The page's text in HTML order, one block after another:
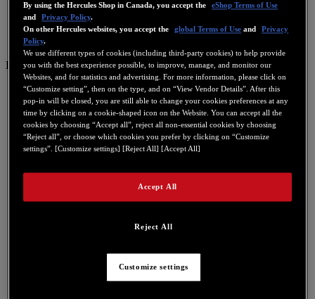
PT
US
FR
ES
GB
DE
By using the Hercules Shop in Canada, you accept the eShop Terms of Use
and Privacy Policy.
On other Hercules websites, you accept the
global Terms of Use and
Privacy
Policy.
We use different types of cookies (including third-party cookies) to help provide
you with the best experience possible, to improve, manage, and monitor our
Websites, and for statistics and advertising. For more information, please click on
“Customize setting”, then on the type, and on “View Vendor Details”. After this
pop-in will be closed, you are still able to change your cookies preferences at any
time by clicking on a cookie-shaped icon on the Website. You can accept all the
cookies by choosing “Accept all”, reject all non-essential cookies by choosing
“Reject all”, or choose which cookies you prefer by clicking on “Customize
settings”. [Customize settings] [Reject All] [Accept All]
Reject All
Accept All
Customize settings